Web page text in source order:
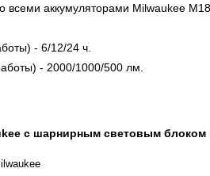
всеми аккумуляторами Milwaukee M18.
- 6/12/24 ч.
- 2000/1000/500 лм.
с шарнирным световым блоком